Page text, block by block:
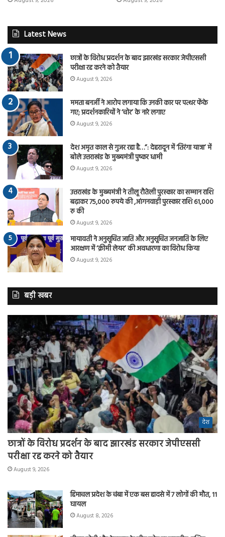
Latest News
छात्रों के विरोध प्रदर्शन के बाद झारखंड सरकार जेपीएससी
परीक्षा रद्द करने को तैयार
August 9, 2026
ममता बनर्जी ने आरोप लगाया कि उनकी कार पर पत्थर फेंके
गए; प्रदर्शनकारियों ने ‘चोर’ के नारे लगाए
August 9, 2026
देश अमृत काल से गुजर रहा है…”: देहरादून में ‘तिरंगा यात्रा’ में
बोले उत्तराखंड के मुख्यमंत्री पुष्कर धामी
August 9, 2026
उत्तराखंड के मुख्यमंत्री ने तीलू रौतेली पुरस्कार का सम्मान राशि
बढ़ाकर 75,000 रुपये की ,आंगनवाड़ी पुरस्कार राशि 61,000
रु की
August 9, 2026
मायावती ने अनुसूचित जाति और अनुसूचित जनजाति के लिए
आरक्षण में ‘क्रीमी लेयर’ की अवधारणा का विरोध किया
August 9, 2026
बड़ी खबर
देश
छात्रों के विरोध प्रदर्शन के बाद झारखंड सरकार जेपीएससी
परीक्षा रद्द करने को तैयार
August 9, 2026
हिमाचल प्रदेश के चंबा में एक बस हादसे में 7 लोगों की मौत, 11
घायल
August 8, 2026